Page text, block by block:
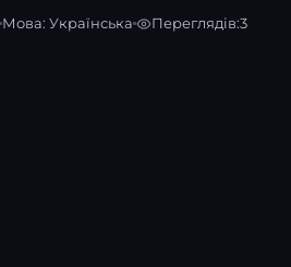
Мова: Українська Переглядів:3